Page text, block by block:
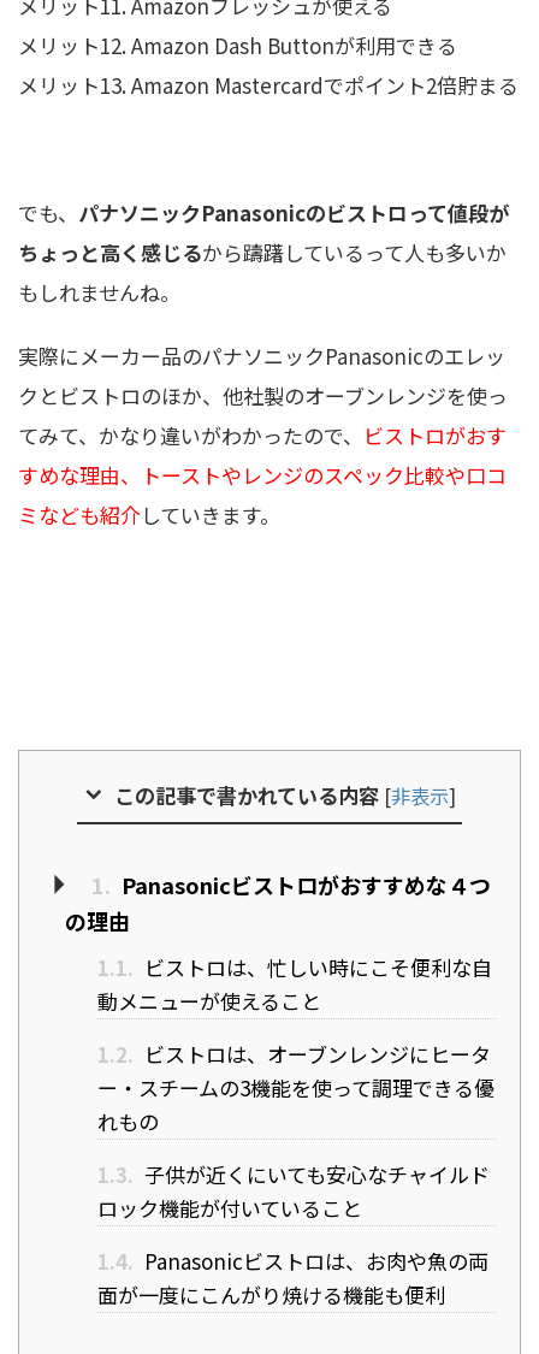
メリット12. Amazon Dash Buttonが利用できる
メリット13. Amazon Mastercardでポイント2倍貯まる
でも、 パナソニックPanasonicのビストロ って値段が
ちょっと高く感じるから躊躇しているって人も多いか
もしれませんね。
実際にメーカー品のパナソニックPanasonicのエレッ
クとビストロのほか、他社製のオーブンレンジを使っ
てみて、かなり違いがわかったので、 ビストロがおす
すめな理由、トーストやレンジのスペック比較や口コ
ミなども紹介 していきます。
この記事で書かれている内容 [非表示]
1. Panasonicビストロがおすすめな４つ
の理由
1.1. ビストロは、忙しい時にこそ便利な自
動メニューが使えること
1.2. ビストロは、オーブンレンジにヒータ
ー・スチームの3機能を使って調理できる優
れもの
1.3. 子供が近くにいても安心なチャイルド
ロック機能が付いていること
1.4. Panasonicビストロは、お肉や魚の両
面が一度にこんがり焼ける機能も便利